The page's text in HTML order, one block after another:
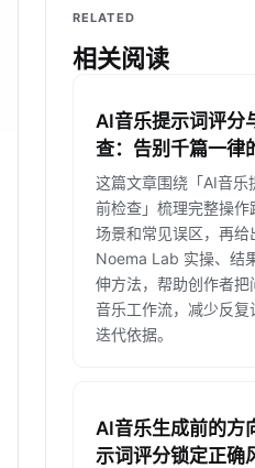
RELATED
相关阅读
AI音乐提示词评分
查：告别千篇一律
这篇文章围绕「AI音乐
前检查」梳理完整操
场景和常见误区，再给
Noema Lab 实操、结
伸方法，帮助创作者把
音乐工作流，减少反复
迭代依据。
AI音乐生成前的方
示词评分锁定正确